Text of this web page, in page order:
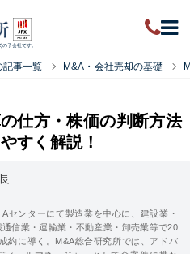
子会社です。
記事一覧 M&A・会社売却の基礎
仕方・株価の判断方法
すく解説！
センターにて製造業を中心に、建設業・
信業・運輸業・不動産業・卸売業等で20
約に導く。M&A総合研究所では、アドバ